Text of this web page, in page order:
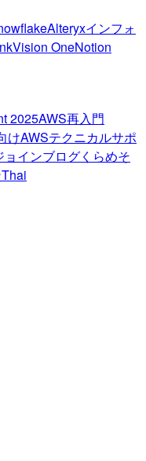
Alteryxインフォ
Vision OneNotion
2025AWS再入門
けAWSテクニカルサポ
ョインブログくらめそ
Thai